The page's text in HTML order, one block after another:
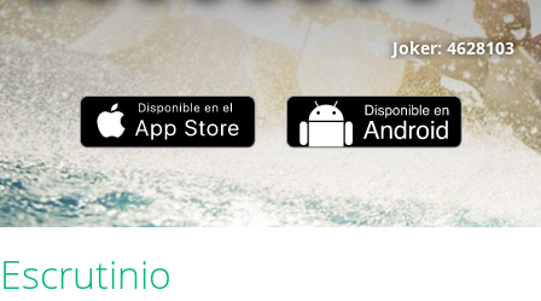
Joker: 4628103
Escrutinio